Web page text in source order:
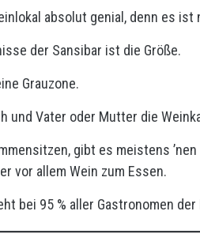
absolut genial, denn es
der Sansibar ist die Größe.
Grauzone.
und Vater oder Mutter die
gibt es meistens
vor allem Wein zum Essen.
bei 95 % aller Gastronomen